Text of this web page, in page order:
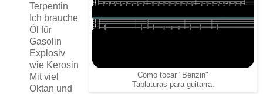
Como tocar "Benzin"
Tablaturas para guitarra.
Terpentin
Ich brauche
Öl für
Gasolin
Explosiv
wie Kerosin
Mit viel
Oktan und